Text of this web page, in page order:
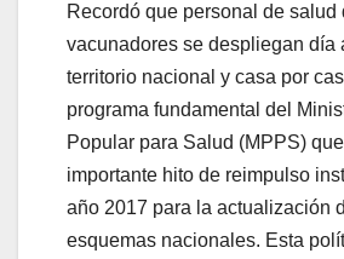
Recordó que personal de salud
vacunadores se despliegan día
territorio nacional y casa por
programa fundamental del
Popular para Salud (MPPS)
importante hito de reimpulso
año 2017 para la actualización
esquemas nacionales. Esta